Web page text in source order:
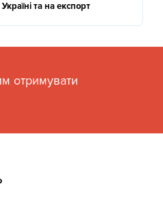
Україні та на експорт
отримувати